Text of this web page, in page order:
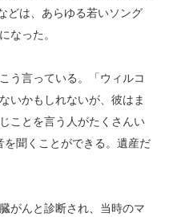
どは、あらゆる若いソング
なった。
う言っている。「ウィルコ
いかもしれないが、彼はま
ことを言う人がたくさんい
聞くことができる。遺産だ
がんと診断され、当時のマ